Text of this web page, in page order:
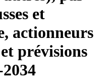
et
actionneurs
prévisions